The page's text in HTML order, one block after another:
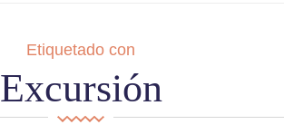
Etiquetado con
Excursión